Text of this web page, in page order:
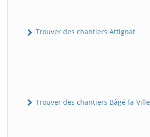
Trouver des chantiers Attignat
Trouver des chantiers Bâgé-la-Ville